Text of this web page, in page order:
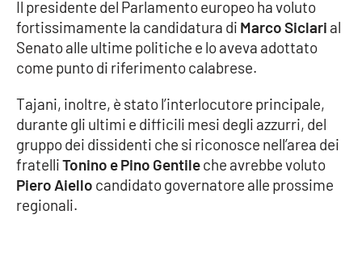
VIDEO
Ambiente
Cronaca
Cultura
Economia e Lavoro
Il presidente del Parlamento europeo ha voluto
fortissimamente la candidatura di Marco Siclari al
Senato alle ultime politiche e lo aveva adottato
come punto di riferimento calabrese.
Tajani, inoltre, è stato l’interlocutore principale,
durante gli ultimi e difficili mesi degli azzurri, del
gruppo dei dissidenti che si riconosce nell’area dei
fratelliTonino e Pino Gentileche avrebbe voluto
Piero Aiello candidato governatore alle prossime
regionali.